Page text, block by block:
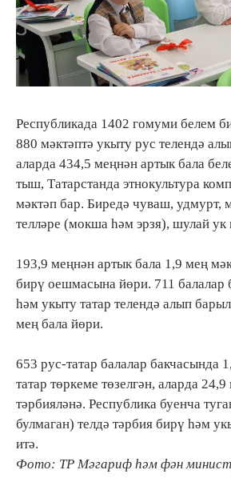
Республикада 1402 гомуми белем
880 мәктәптә укыту рус телендә
аларда 434,5 меңнән артык бала
тыш, Татарстанда этнокультура
мәктәп бар. Биредә чуваш, удмурт,
телләре (мокша һәм эрзя), шулай ук
193,9 меңнән артык бала 1,9 мең
бирү оешмасына йөри. 711 балалар
һәм укыту татар телендә алып
мең бала йөри.
653 рус-татар балалар бакчасында
татар төркеме төзелгән, аларда
тәрбияләнә. Республика буенча
булмаган) телдә тәрбия бирү һәм
итә.
Фото: ТР Мәгариф һәм фән